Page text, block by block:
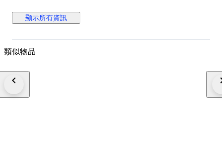
顯示所有資訊
類似物品